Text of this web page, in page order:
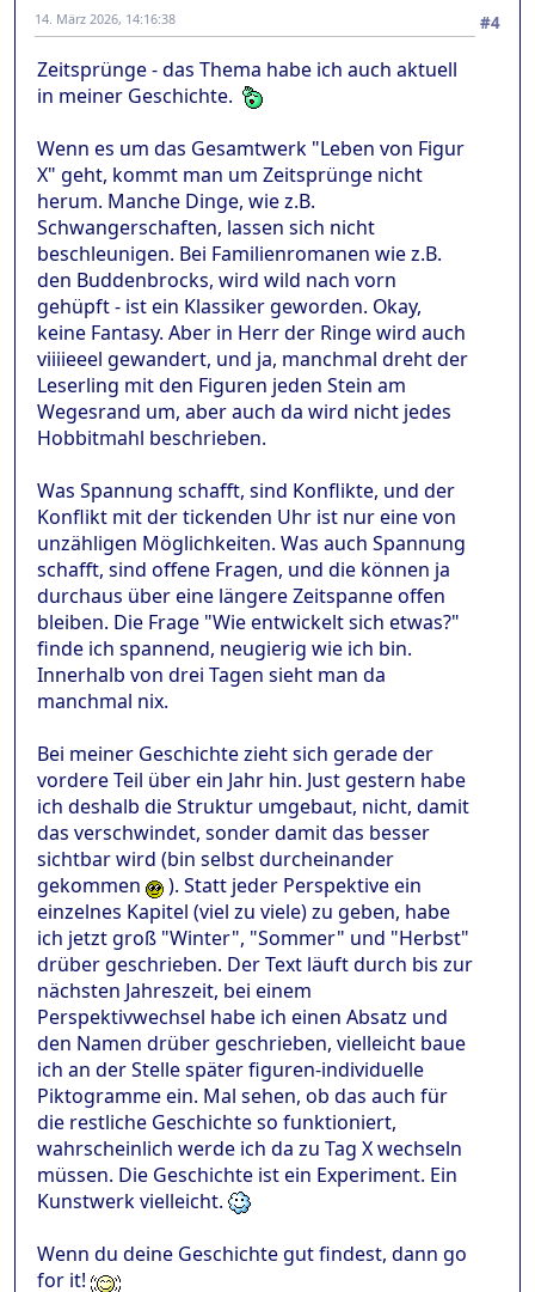
#4
14. März 2026, 14:16:38
Zeitsprünge - das Thema habe ich auch aktuell
in meiner Geschichte.
Wenn es um das Gesamtwerk "Leben von Figur
X" geht, kommt man um Zeitsprünge nicht
herum. Manche Dinge, wie z.B.
Schwangerschaften, lassen sich nicht
beschleunigen. Bei Familienromanen wie z.B.
den Buddenbrocks, wird wild nach vorn
gehüpft - ist ein Klassiker geworden. Okay,
keine Fantasy. Aber in Herr der Ringe wird auch
viiiieeel gewandert, und ja, manchmal dreht der
Leserling mit den Figuren jeden Stein am
Wegesrand um, aber auch da wird nicht jedes
Hobbitmahl beschrieben.
Was Spannung schafft, sind Konflikte, und der
Konflikt mit der tickenden Uhr ist nur eine von
unzähligen Möglichkeiten. Was auch Spannung
schafft, sind offene Fragen, und die können ja
durchaus über eine längere Zeitspanne offen
bleiben. Die Frage "Wie entwickelt sich etwas?"
finde ich spannend, neugierig wie ich bin.
Innerhalb von drei Tagen sieht man da
manchmal nix.
Bei meiner Geschichte zieht sich gerade der
vordere Teil über ein Jahr hin. Just gestern habe
ich deshalb die Struktur umgebaut, nicht, damit
das verschwindet, sonder damit das besser
sichtbar wird (bin selbst durcheinander
gekommen
). Statt jeder Perspektive ein
einzelnes Kapitel (viel zu viele) zu geben, habe
ich jetzt groß "Winter", "Sommer" und "Herbst"
drüber geschrieben. Der Text läuft durch bis zur
nächsten Jahreszeit, bei einem
Perspektivwechsel habe ich einen Absatz und
den Namen drüber geschrieben, vielleicht baue
ich an der Stelle später figuren-individuelle
Piktogramme ein. Mal sehen, ob das auch für
die restliche Geschichte so funktioniert,
wahrscheinlich werde ich da zu Tag X wechseln
müssen. Die Geschichte ist ein Experiment. Ein
Kunstwerk vielleicht.
Wenn du deine Geschichte gut findest, dann go
for it!